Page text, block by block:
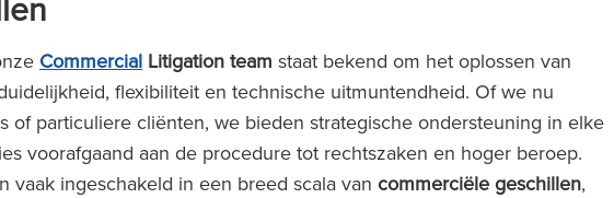
Commercial Litigation team staat bekend om het oplossen van
flexibiliteit en technische uitmuntendheid. Of we nu
of particuliere cliënten, we bieden strategische ondersteuning in elke
voorafgaand aan de procedure tot rechtszaken en hoger beroep.
vaak ingeschakeld in een breed scala van commerciële geschillen,